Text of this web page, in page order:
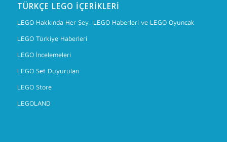
TÜRKÇE LEGO İÇERIKLERI
LEGO Hakkında Her Şey: LEGO Haberleri ve LEGO Oyuncak
LEGO Türkiye Haberleri
LEGO İncelemeleri
LEGO Set Duyuruları
LEGO Store
LEGOLAND